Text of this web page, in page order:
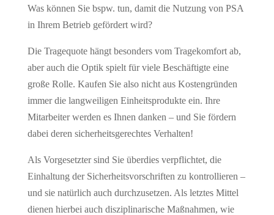
Was können Sie bspw. tun, damit die Nutzung von PSA
in Ihrem Betrieb gefördert wird?
Die Tragequote hängt besonders vom Tragekomfort ab,
aber auch die Optik spielt für viele Beschäftigte eine
große Rolle. Kaufen Sie also nicht aus Kostengründen
immer die langweiligen Einheitsprodukte ein. Ihre
Mitarbeiter werden es Ihnen danken – und Sie fördern
dabei deren sicherheitsgerechtes Verhalten!
Als Vorgesetzter sind Sie überdies verpflichtet, die
Einhaltung der Sicherheitsvorschriften zu kontrollieren –
und sie natürlich auch durchzusetzen. Als letztes Mittel
dienen hierbei auch disziplinarische Maßnahmen, wie